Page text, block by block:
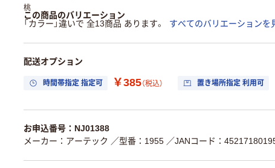
桃
この商品のバリエーション
「カラー」違いで 全13商品 あります。
すべてのバリエーションを
配送オプション
時間帯指定 指定可 ￥385（税込） 置き場所指定 利用可
お申込番号：NJ01388
メーカー：アーテック ／型番：1955 ／JANコード：